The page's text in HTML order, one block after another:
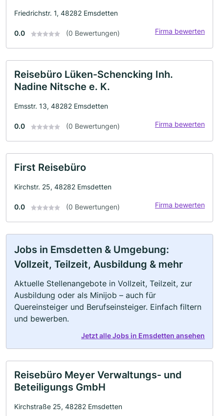
Friedrichstr. 1, 48282 Emsdetten
0.0 (0 Bewertungen) Firma bewerten
Reisebüro Lüken-Schencking Inh.
Nadine Nitsche e. K.
Emsstr. 13, 48282 Emsdetten
0.0 (0 Bewertungen) Firma bewerten
First Reisebüro
Kirchstr. 25, 48282 Emsdetten
0.0 (0 Bewertungen) Firma bewerten
Jobs in Emsdetten & Umgebung:
Vollzeit, Teilzeit, Ausbildung & mehr
Aktuelle Stellenangebote in Vollzeit, Teilzeit, zur
Ausbildung oder als Minijob – auch für
Quereinsteiger und Berufseinsteiger. Einfach filtern
und bewerben.
Jetzt alle Jobs in Emsdetten ansehen
Reisebüro Meyer Verwaltungs- und
Beteiligungs GmbH
Kirchstraße 25, 48282 Emsdetten